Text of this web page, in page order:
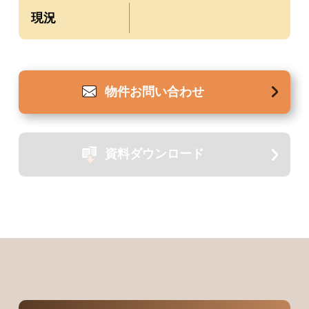
現況
物件お問い合わせ
資料ダウンロード